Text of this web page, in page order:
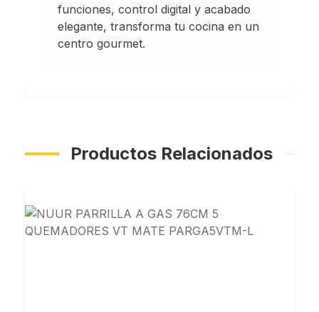
funciones, control digital y acabado
elegante, transforma tu cocina en un
centro gourmet.
Productos Relacionados